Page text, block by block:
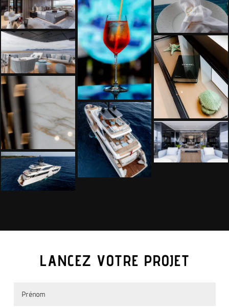
LANCEZ VOTRE PROJET